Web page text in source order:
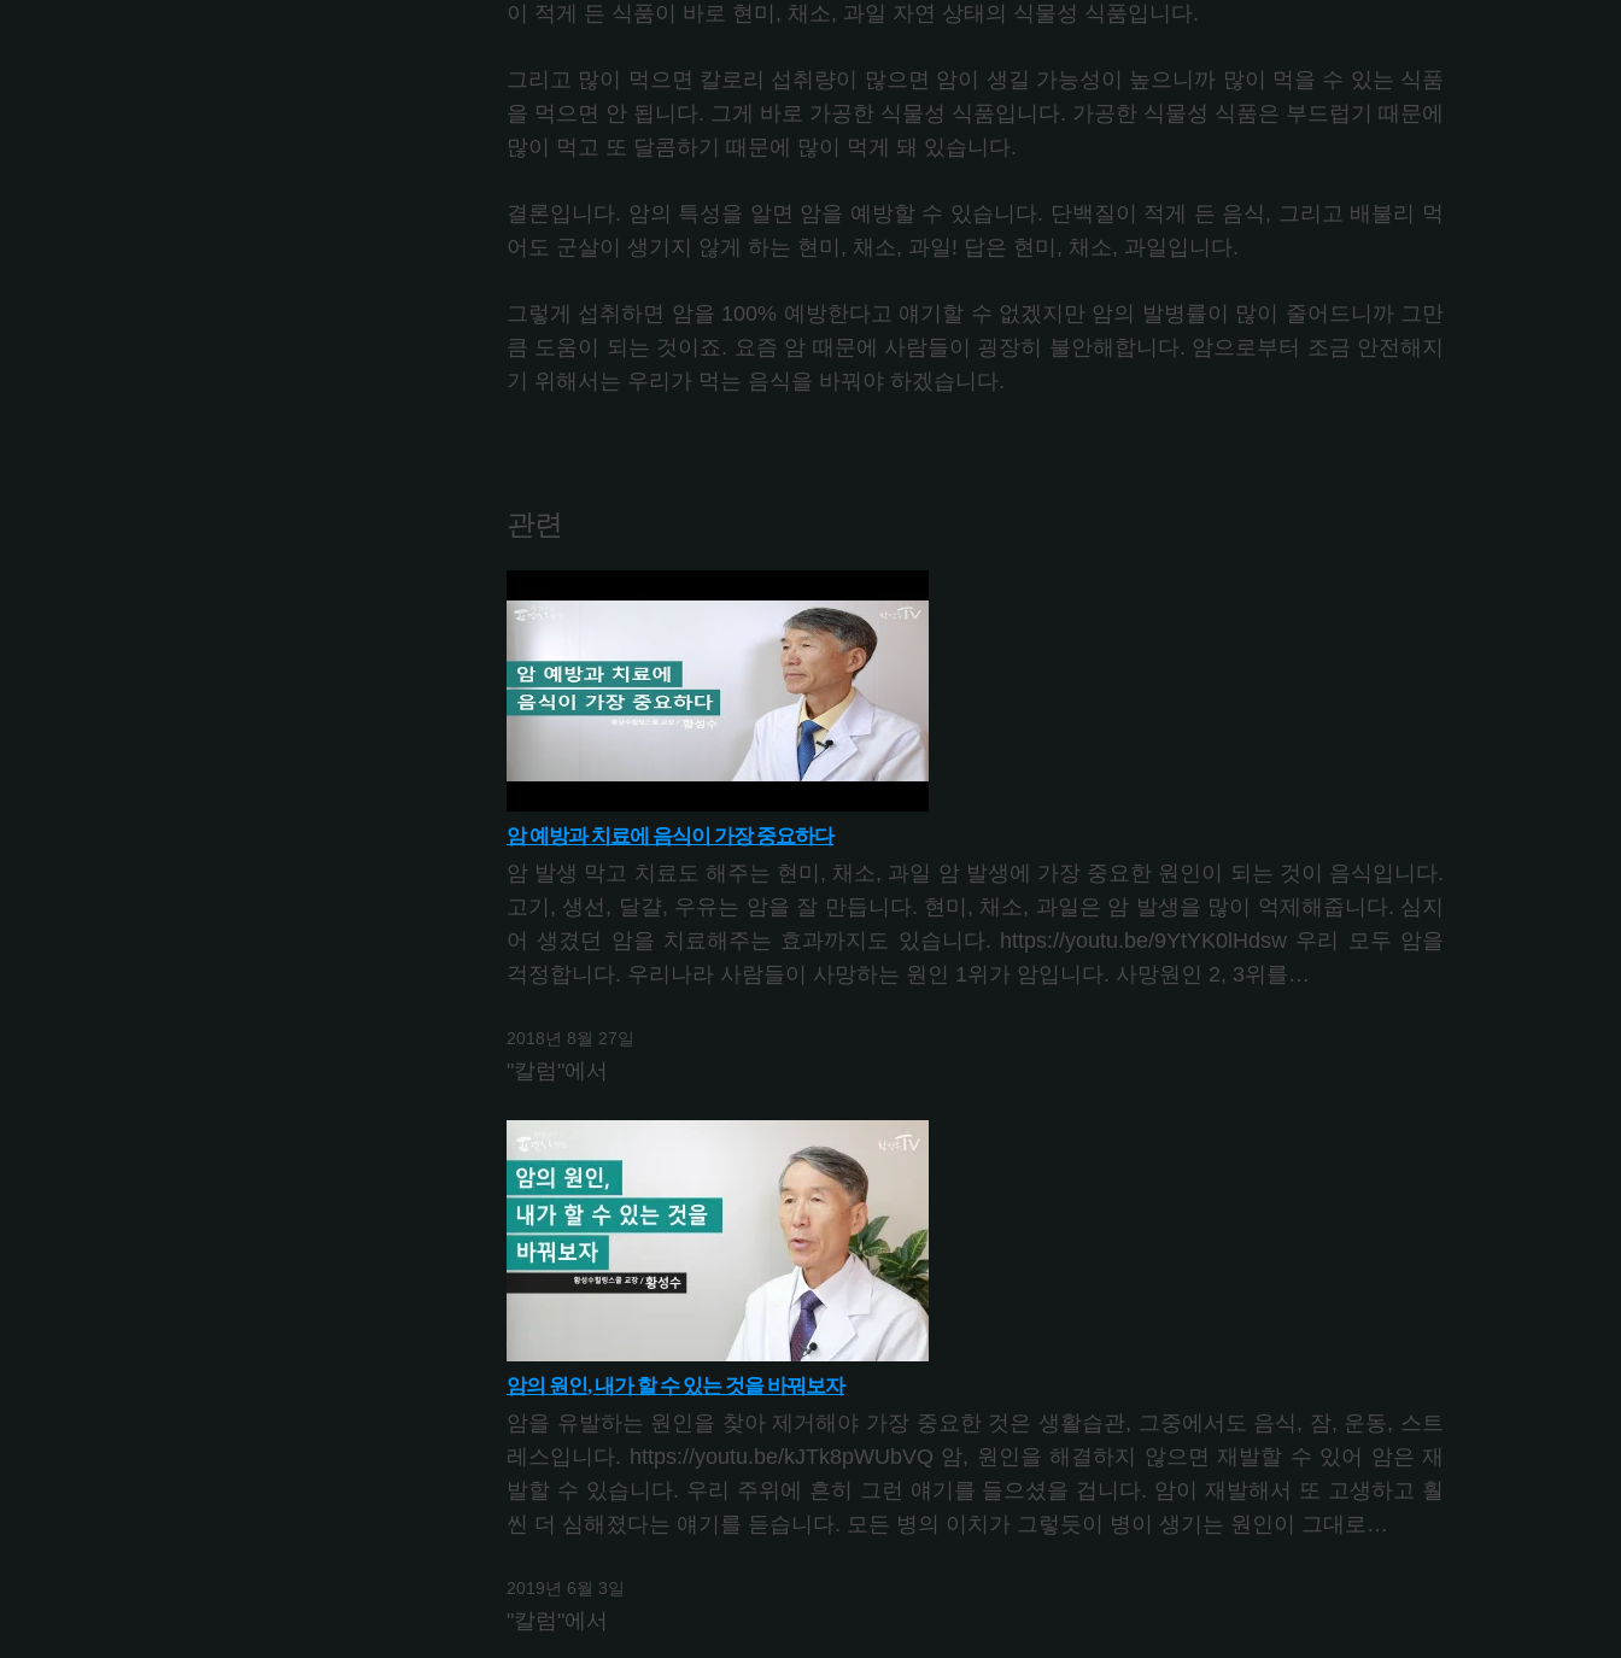
이 적게 든 식품이 바로 현미, 채소, 과일 자연 상태의 식물성 식품입니다.
그리고 많이 먹으면 칼로리 섭취량이 많으면 암이 생길 가능성이 높으니까 많이 먹을 수 있는 식품
을 먹으면 안 됩니다. 그게 바로 가공한 식물성 식품입니다. 가공한 식물성 식품은 부드럽기 때문에
많이 먹고 또 달콤하기 때문에 많이 먹게 돼 있습니다.
결론입니다. 암의 특성을 알면 암을 예방할 수 있습니다. 단백질이 적게 든 음식, 그리고 배불리 먹
어도 군살이 생기지 않게 하는 현미, 채소, 과일! 답은 현미, 채소, 과일입니다.
그렇게 섭취하면 암을 100% 예방한다고 얘기할 수 없겠지만 암의 발병률이 많이 줄어드니까 그만
큼 도움이 되는 것이죠. 요즘 암 때문에 사람들이 굉장히 불안해합니다. 암으로부터 조금 안전해지
기 위해서는 우리가 먹는 음식을 바꿔야 하겠습니다.
관련
암 예방과 치료에 음식이 가장 중요하다
암 발생 막고 치료도 해주는 현미, 채소, 과일 암 발생에 가장 중요한 원인이 되는 것이 음식입니다.
고기, 생선, 달걀, 우유는 암을 잘 만듭니다. 현미, 채소, 과일은 암 발생을 많이 억제해줍니다. 심지
어 생겼던 암을 치료해주는 효과까지도 있습니다. https://youtu.be/9YtYK0lHdsw 우리 모두 암을
걱정합니다. 우리나라 사람들이 사망하는 원인 1위가 암입니다. 사망원인 2, 3위를…
2018년 8월 27일
"칼럼"에서
암의 원인, 내가 할 수 있는 것을 바꿔보자
암을 유발하는 원인을 찾아 제거해야 가장 중요한 것은 생활습관, 그중에서도 음식, 잠, 운동, 스트
레스입니다. https://youtu.be/kJTk8pWUbVQ 암, 원인을 해결하지 않으면 재발할 수 있어 암은 재
발할 수 있습니다. 우리 주위에 흔히 그런 얘기를 들으셨을 겁니다. 암이 재발해서 또 고생하고 훨
씬 더 심해졌다는 얘기를 듣습니다. 모든 병의 이치가 그렇듯이 병이 생기는 원인이 그대로…
2019년 6월 3일
"칼럼"에서